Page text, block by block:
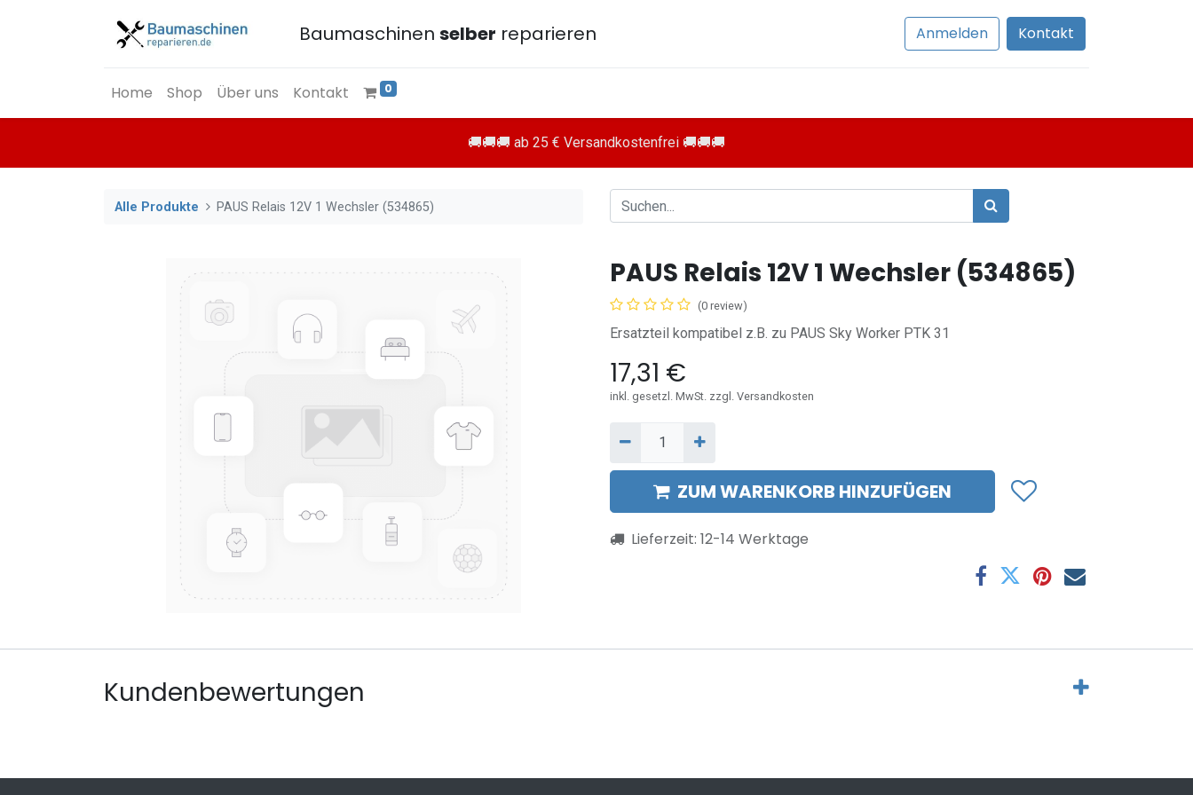
Baumaschinen selber reparieren Anmelden Kontakt
Home Shop Über uns Kontakt 0
🚚🚚🚚 ab 25 € Versandkostenfrei 🚚🚚🚚
Alle Produkte PAUS Relais 12V 1 Wechsler (534865)
PAUS Relais 12V 1 Wechsler (534865)
(0 review)
Ersatzteil kompatibel z.B. zu PAUS Sky Worker PTK 31
17,31 €
inkl. gesetzl. MwSt. zzgl. Versandkosten
ZUM WARENKORB HINZUFÜGEN
Lieferzeit: 12-14 Werktage
Kundenbewertungen